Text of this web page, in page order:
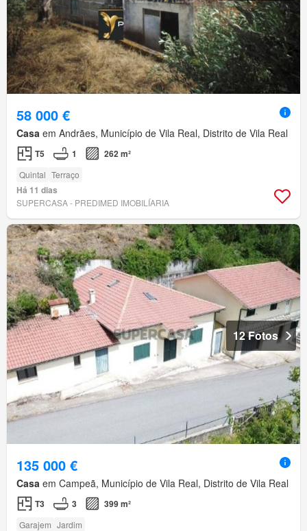
58 000 €
Casa em Andrães, Município de Vila Real, Distrito de Vila Real
T5 1 262 m²
Quintal Terraço
Há 11 dias
SUPERCASA - PREDIMED IMOBILÍARIA
12 Fotos
135 000 €
Casa em Campeã, Município de Vila Real, Distrito de Vila Real
T3 3 399 m²
Garajem Jardim